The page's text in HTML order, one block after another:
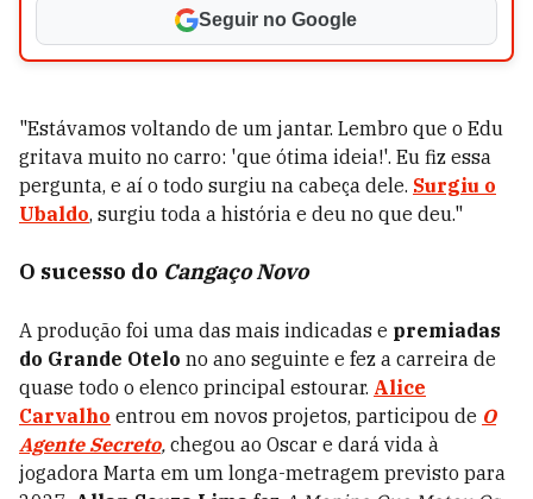
Seguir no Google
"Estávamos voltando de um jantar. Lembro que o Edu
gritava muito no carro: 'que ótima ideia!'. Eu fiz essa
pergunta, e aí o todo surgiu na cabeça dele. Surgiu o
Ubaldo, surgiu toda a história e deu no que deu."
O sucesso do Cangaço Novo
A produção foi uma das mais indicadas e premiadas
do Grande Otelo no ano seguinte e fez a carreira de
quase todo o elenco principal estourar. Alice
Carvalho entrou em novos projetos, participou de O
Agente Secreto, chegou ao Oscar e dará vida à
jogadora Marta em um longa-metragem previsto para